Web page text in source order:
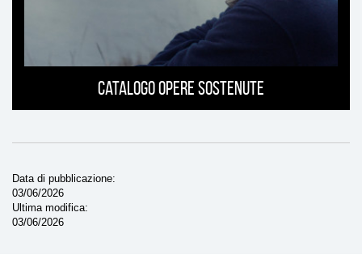
Catalogo opere sostenute
Data di pubblicazione
03/06/2026
Ultima modifica
03/06/2026